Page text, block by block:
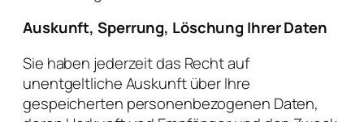
Auskunft, Sperrung, Löschung Ihrer Daten
Sie haben jederzeit das Recht auf
unentgeltliche Auskunft über Ihre
gespeicherten personenbezogenen Daten,